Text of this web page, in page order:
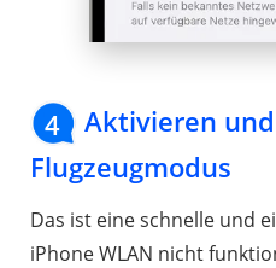
4
Aktivieren
Flugzeugmodus
Das ist eine schnelle und
iPhone WLAN nicht